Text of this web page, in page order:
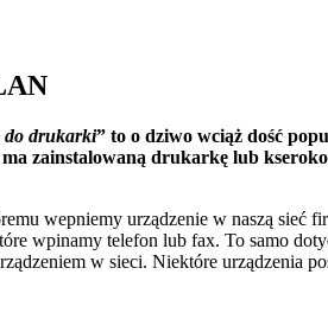
do drukarki” to o dziwo wciąż dość
zainstalowaną drukarkę lub
wepniemy urządzenie w naszą sieć
wpinamy telefon lub fax. To samo
w sieci. Niektóre urządzenia